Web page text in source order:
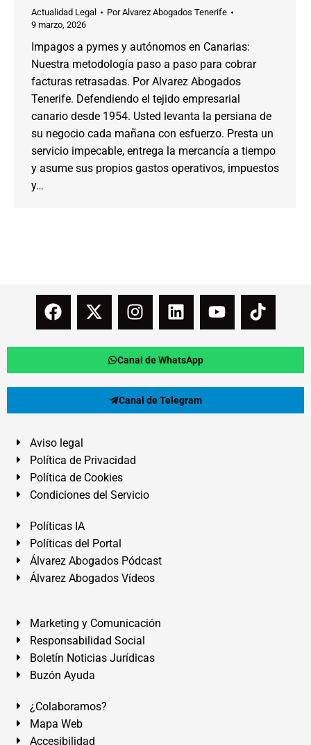
Actualidad Legal PorAlvarez Abogados Tenerife
9 marzo, 2026
Impagos a pymes y autónomos en Canarias:
Nuestra metodología paso a paso para cobrar
facturas retrasadas. Por Alvarez Abogados
Tenerife. Defendiendo el tejido empresarial
canario desde 1954. Usted levanta la persiana de
su negocio cada mañana con esfuerzo. Presta un
servicio impecable, entrega la mercancía a tiempo
y asume sus propios gastos operativos, impuestos
y…
Canal de WhatsApp
Canal de Telegram
Aviso legal
Política de Privacidad
Política de Cookies
Condiciones del Servicio
Políticas IA
Políticas del Portal
Álvarez Abogados Pódcast
Álvarez Abogados Vídeos
Marketing y Comunicación
Responsabilidad Social
Boletín Noticias Jurídicas
Buzón Ayuda
¿Colaboramos?
Mapa Web
Accesibilidad